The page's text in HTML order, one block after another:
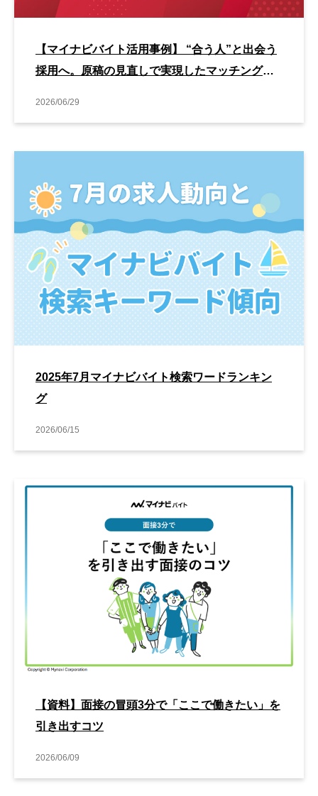
【マイナビバイト活用事例】 “合う人”と出会う
採用へ。原稿の見直しで実現したマッチング改
2026/06/29
2025年7月マイナビバイト検索ワードランキン
グ
2026/06/15
【資料】面接の冒頭3分で「ここで働きたい」を
引き出すコツ
2026/06/09